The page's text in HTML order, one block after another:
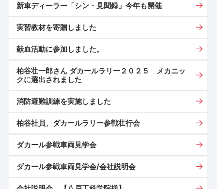
新車ディーラー「シン・見聞録」今年も開催
実習教材を寄贈しました
献血活動に参加しました。
柏谷壮一郎さん ダカールラリー２０２５ メカニッ
クに選出されました
消防避難訓練を実施しました
柏谷社員、ダカールラリー参戦壮行会
ダカール参戦車両見学会
ダカール参戦車両見学会/会社説明会